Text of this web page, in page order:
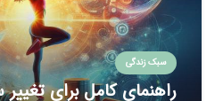
سبک زندگی
راهنمای کامل برای